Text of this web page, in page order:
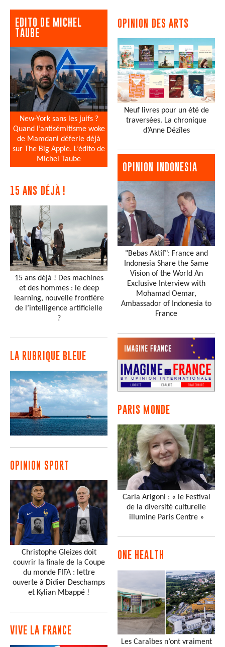
EDITO DE MICHEL
TAUBE
New-York sans les juifs ?
Quand l’antisémitisme woke
de Mamdani déferle déjà
sur The Big Apple. L’édito de
Michel Taube
15 ANS DÉJÀ !
15 ans déjà ! Des machines
et des hommes : le deep
learning, nouvelle frontière
de l’intelligence artificielle
?
LA RUBRIQUE BLEUE
OPINION SPORT
Christophe Gleizes doit
couvrir la finale de la Coupe
du monde FIFA : lettre
ouverte à Didier Deschamps
et Kylian Mbappé !
VIVE LA FRANCE
OPINION DES ARTS
Neuf livres pour un été de
traversées. La chronique
d’Anne Dézîles
OPINION INDONESIA
"Bebas Aktif": France and
Indonesia Share the Same
Vision of the World An
Exclusive Interview with
Mohamad Oemar,
Ambassador of Indonesia to
France
PARIS MONDE
Carla Arigoni : « le Festival
de la diversité culturelle
illumine Paris Centre »
ONE HEALTH
Les Caraïbes n’ont vraiment